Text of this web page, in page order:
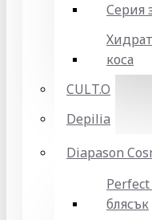
Серия
коса
CULT.O
Depilia
Diapason
блясък